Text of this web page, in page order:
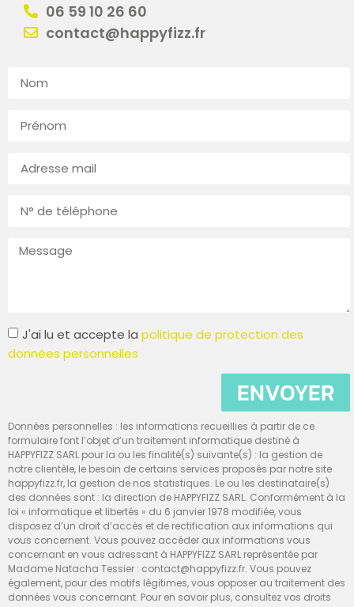
06 59 10 26 60
contact@happyfizz.fr
J'ai lu et accepte la politique de protection des
données personnelles
ENVOYER
Données personnelles : les informations recueillies à partir de ce
formulaire font l’objet d’un traitement informatique destiné à
HAPPYFIZZ SARL pour la ou les finalité(s) suivante(s) : la gestion de
notre clientèle, le besoin de certains services proposés par notre site
happyfizz.fr, la gestion de nos statistiques. Le ou les destinataire(s)
des données sont : la direction de HAPPYFIZZ SARL. Conformément à la
loi « informatique et libertés » du 6 janvier 1978 modifiée, vous
disposez d’un droit d’accès et de rectification aux informations qui
vous concernent. Vous pouvez accéder aux informations vous
concernant en vous adressant à HAPPYFIZZ SARL représentée par
Madame Natacha Tessier : contact@happyfizz.fr. Vous pouvez
également, pour des motifs légitimes, vous opposer au traitement des
données vous concernant. Pour en savoir plus, consultez vos droits